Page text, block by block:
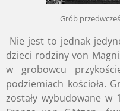
Grób
Nie jest to jednak
dzieci rodziny von
w grobowcu
podziemiach kościoła.
zostały wybudowane w